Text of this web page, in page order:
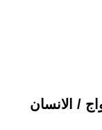
/ الانسان